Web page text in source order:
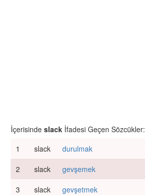
İçerisinde slack İfadesi Geçen Sözcükler:
1
slack
durulmak
2
slack
gevşemek
3
slack
gevşetmek